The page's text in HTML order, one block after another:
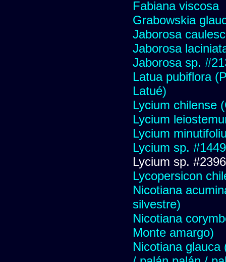
Fabiana viscosa
Grabowskia
Jaborosa
Jaborosa
Jaborosa sp.
Latua pubiflora
Latué)
Lycium chilense
Lycium
Lycium
Lycium sp. #1449
Lycium sp. #2396
Lycopersicon
Nicotiana
silvestre)
Nicotiana
Monte amargo)
Nicotiana glauca